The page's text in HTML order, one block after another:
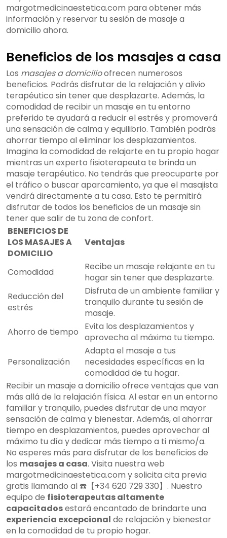
margotmedicinaestetica.com para obtener más
información y reservar tu sesión de masaje a
domicilio ahora.
Beneficios de los masajes a casa
Los masajes a domicilioofrecen numerosos
beneficios. Podrás disfrutar de la relajación y alivio
terapéutico sin tener que desplazarte. Además, la
comodidad de recibir un masaje en tu entorno
preferido te ayudará a reducir el estrés y promoverá
una sensación de calma y equilibrio. También podrás
ahorrar tiempo al eliminar los desplazamientos.
Imagina la comodidad de relajarte en tu propio hogar
mientras un experto fisioterapeuta te brinda un
masaje terapéutico. No tendrás que preocuparte por
el tráfico o buscar aparcamiento, ya que el masajista
vendrá directamente a tu casa. Esto te permitirá
disfrutar de todos los beneficios de un masaje sin
tener que salir de tu zona de confort.
BENEFICIOS DE
LOS MASAJES A
DOMICILIO
Ventajas
Comodidad
Recibe un masaje relajante en tu
hogar sin tener que desplazarte.
Reducción del
estrés
Disfruta de un ambiente familiar y
tranquilo durante tu sesión de
masaje.
Ahorro de tiempo
Evita los desplazamientos y
aprovecha al máximo tu tiempo.
Personalización
Adapta el masaje a tus
necesidades específicas en la
comodidad de tu hogar.
Recibir un masaje a domicilio ofrece ventajas que van
más allá de la relajación física. Al estar en un entorno
familiar y tranquilo, puedes disfrutar de una mayor
sensación de calma y bienestar. Además, al ahorrar
tiempo en desplazamientos, puedes aprovechar al
máximo tu día y dedicar más tiempo a ti mismo/a.
No esperes más para disfrutar de los beneficios de
los masajes a casa. Visita nuestra web
margotmedicinaestetica.com y solicita cita previa
gratis llamando al ☎️【+34 620 729 330】. Nuestro
equipo de fisioterapeutas altamente
capacitadosestará encantado de brindarte una
experiencia excepcional de relajación y bienestar
en la comodidad de tu propio hogar.